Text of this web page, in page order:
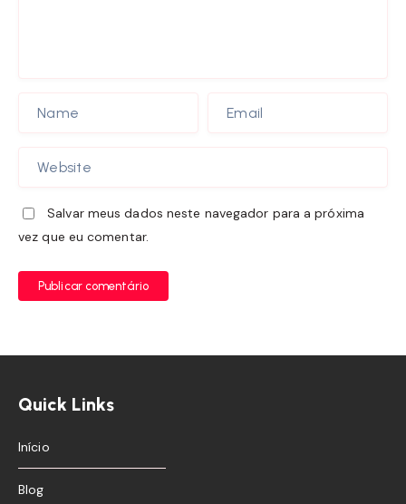
Salvar meus dados neste navegador para a próxima
vez que eu comentar.
Publicar comentário
Quick Links
Início
Blog